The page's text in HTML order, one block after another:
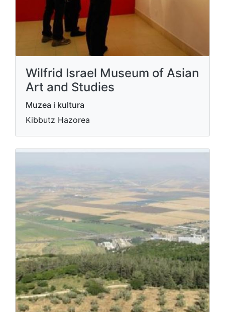
Wilfrid Israel Museum of Asian
Art and Studies
Muzea i kultura
Kibbutz Hazorea